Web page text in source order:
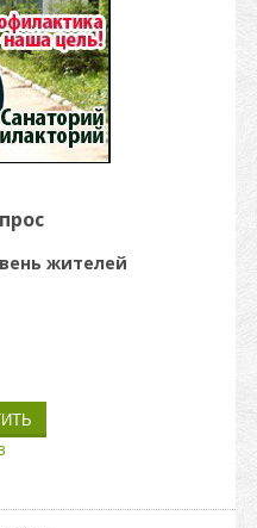
жителей